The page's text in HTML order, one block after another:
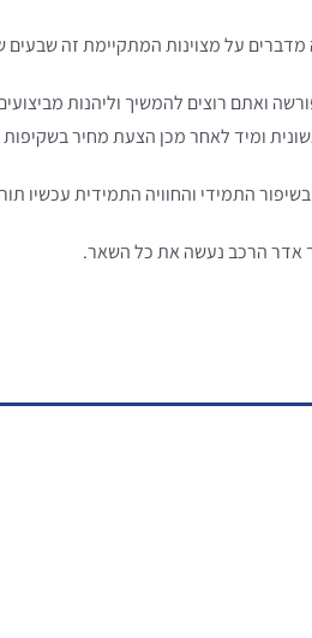
על מצוינות המתקיימת זה שבעים
ואתם רוצים להמשיך וליהנות
ומיד לאחר מכן הצעת מחיר
התמידי והחוויה התמידית עכשיו
אדר הרכב נעשה את כל השאר.